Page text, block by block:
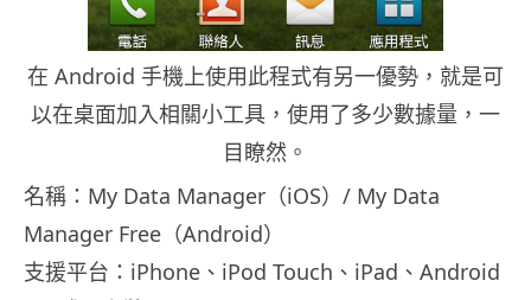
在 Android 手機上使用此程式有另一優勢，就是可
以在桌面加入相關小工具，使用了多少數據量，一
目瞭然。
名稱：My Data Manager（iOS）/ My Data
Manager Free（Android）
支援平台：iPhone、iPod Touch、iPad、Android